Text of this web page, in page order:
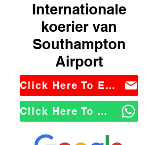
Internationale
koerier van
Southampton
Airport
Click Here To Email Us
Click Here To WhatsApp Us